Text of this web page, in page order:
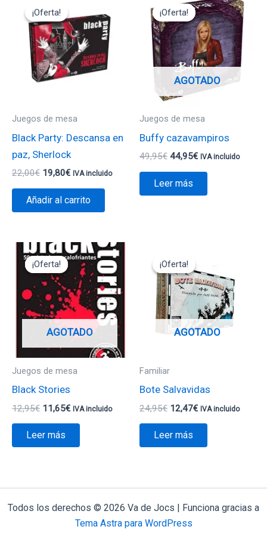
¡Oferta!
¡Oferta!
Juegos de mesa
Black Party: Descansa en
paz, Sherlock
22,00€
precio
original
era:
22,00€.
19,80€
actual
es:
19,80€.
IVA incluido
Añadir al carrito
¡Oferta!
AGOTADO
¡Oferta!
Juegos de mesa
Buffy cazavampiros
49,95€
precio
original
era:
49,95€.
44,95€
precio
actual
es:
44,95€.
IVA incluido
Leer más
¡Oferta!
AGOTADO
¡Oferta!
Juegos de mesa
Black Stories
12,95€
El
precio
original
era:
12,95€.
11,65€
El
precio
actual
es:
11,65€.
IVA incluido
Leer más
¡Oferta!
AGOTADO
¡Oferta!
Familiar
Bote Salvavidas
24,95€
precio
original
era:
24,95€.
12,47€
actual
es:
12,47€.
IVA incluido
Leer más
Todos los derechos © 2026 Va de Jocs | Funciona gracias a
Tema Astra para WordPress